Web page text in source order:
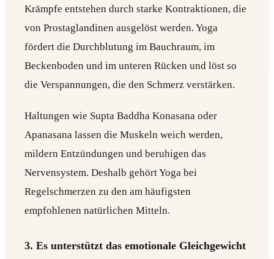
Krämpfe entstehen durch starke Kontraktionen, die
von Prostaglandinen ausgelöst werden. Yoga
fördert die Durchblutung im Bauchraum, im
Beckenboden und im unteren Rücken und löst so
die Verspannungen, die den Schmerz verstärken.
Haltungen wie Supta Baddha Konasana oder
Apanasana lassen die Muskeln weich werden,
mildern Entzündungen und beruhigen das
Nervensystem. Deshalb gehört Yoga bei
Regelschmerzen zu den am häufigsten
empfohlenen natürlichen Mitteln.
3. Es unterstützt das emotionale Gleichgewicht